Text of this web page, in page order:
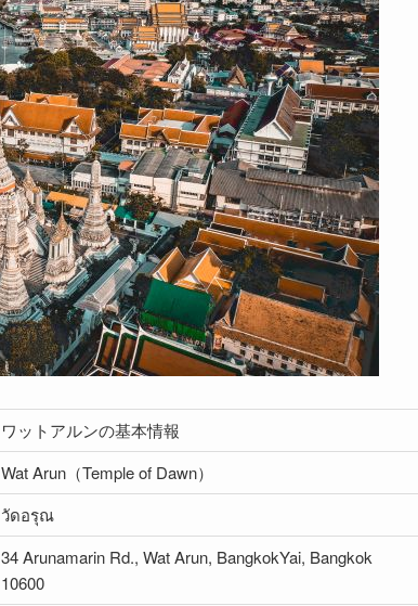
ワットアルンの基本情報
Wat Arun（Temple of Dawn）
วัดอรุณ
34 Arunamarin Rd., Wat Arun, BangkokYai, Bangkok
10600